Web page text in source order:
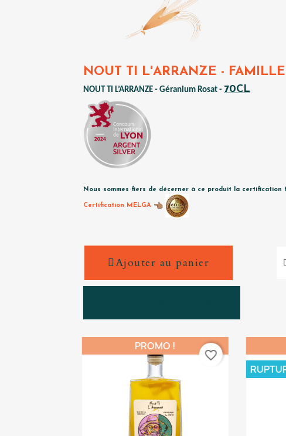
NOUT TI L'ARRANZE -
NOUT TI L’ARRANZE - Géranium Rosat - 70CL
Nous sommes fiers de décerner à ce produit la
Certification MELGA
Ajouter au panier
PROMO !
favorite_border